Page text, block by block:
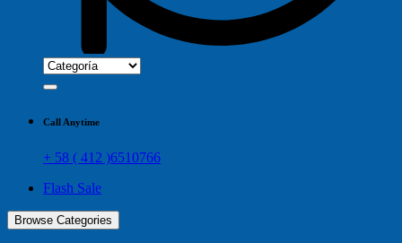
Call Anytime
+ 58 ( 412 )6510766
Flash Sale
Browse Categories